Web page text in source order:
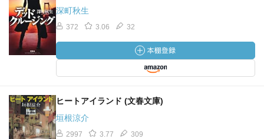
深町秋生
372 3.06 32
ヒートアイランド (文春文庫)
垣根涼介
2997 3.77 309